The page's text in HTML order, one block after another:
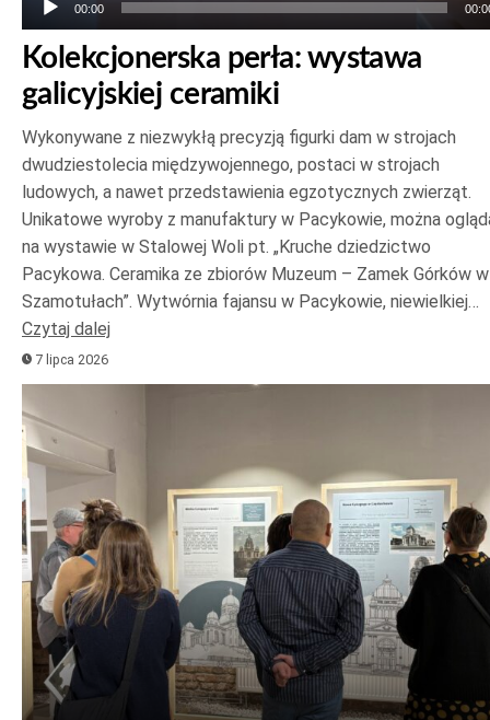
00:00
Kolekcjonerska perła: wystawa
galicyjskiej ceramiki
Wykonywane z niezwykłą precyzją figurki dam w strojach
dwudziestolecia międzywojennego, postaci w strojach
ludowych, a nawet przedstawienia egzotycznych zwierząt.
Unikatowe wyroby z manufaktury w Pacykowie, można
na wystawie w Stalowej Woli pt. „Kruche dziedzictwo
Pacykowa. Ceramika ze zbiorów Muzeum – Zamek Górków w
Szamotułach”. Wytwórnia fajansu w Pacykowie, niewielkiej…
Czytaj dalej
7 lipca 2026
plików
dźwiękowych